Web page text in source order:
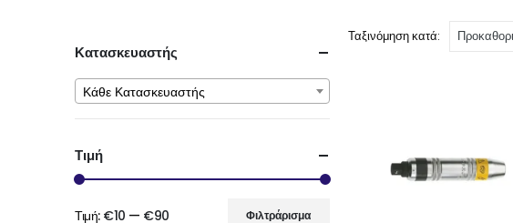
Ταξινόμηση κατά:
Κατασκευαστής
Κάθε Κατασκευαστής
Τιμή
Φιλτράρισμα
Τιμή: €10 — €90